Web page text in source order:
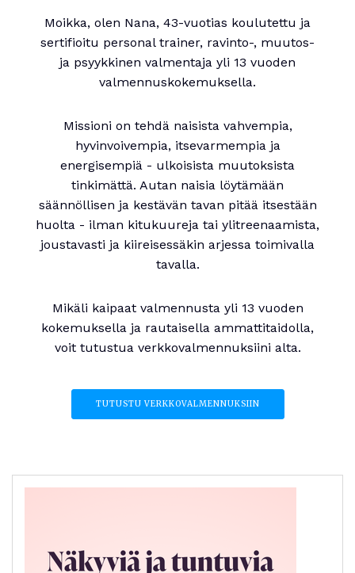
Moikka, olen Nana, 43-vuotias koulutettu ja
sertifioitu personal trainer, ravinto-, muutos-
ja psyykkinen valmentaja yli 13 vuoden
valmennuskokemuksella.
Missioni on tehdä naisista vahvempia,
hyvinvoivempia, itsevarmempia ja
energisempiä - ulkoisista muutoksista
tinkimättä. Autan naisia löytämään
säännöllisen ja kestävän tavan pitää itsestään
huolta - ilman kitukuureja tai ylitreenaamista,
joustavasti ja kiireisessäkin arjessa toimivalla
tavalla.
Mikäli kaipaat valmennusta yli 13 vuoden
kokemuksella ja rautaisella ammattitaidolla,
voit tutustua verkkovalmennuksiini alta.
TUTUSTU VERKKOVALMENNUKSIIN